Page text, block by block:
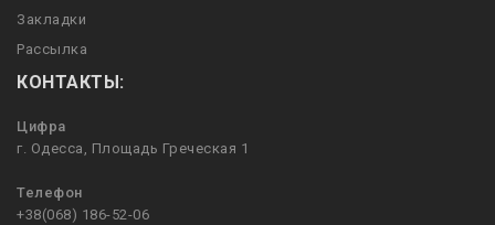
Закладки
Рассылка
КОНТАКТЫ:
Цифра
г. Одесса, Площадь Греческая 1
Телефон
+38(068) 186-52-06